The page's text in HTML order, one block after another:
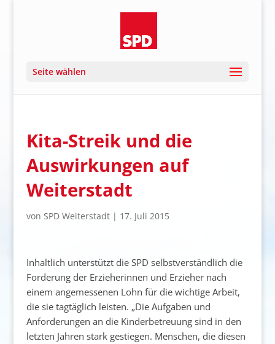
Seite wählen
Kita-Streik und die
Auswirkungen auf
Weiterstadt
von SPD Weiterstadt| 17. Juli 2015
Inhaltlich unterstützt die SPD selbstverständlich die
Forderung der Erzieherinnen und Erzieher nach
einem angemessenen Lohn für die wichtige Arbeit,
die sie tagtäglich leisten. „Die Aufgaben und
Anforderungen an die Kinderbetreuung sind in den
letzten Jahren stark gestiegen. Menschen, die diesen